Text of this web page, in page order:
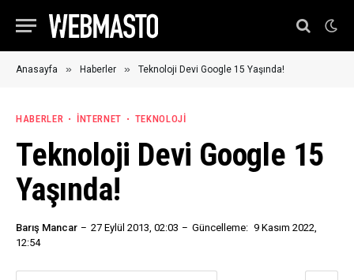
Anasayfa » Haberler » Teknoloji Devi Google 15 Yaşında!
HABERLER İNTERNET TEKNOLOJI
Teknoloji Devi Google 15
Yaşında!
Barış Mancar 27 Eylül 2013, 02:03 Güncelleme: 9 Kasım 2022,
12:54